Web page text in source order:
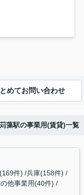
めてお問い合わせ
藻駅の事業用(賃貸)一覧
件) 兵庫(158件)
他事業用(40件)